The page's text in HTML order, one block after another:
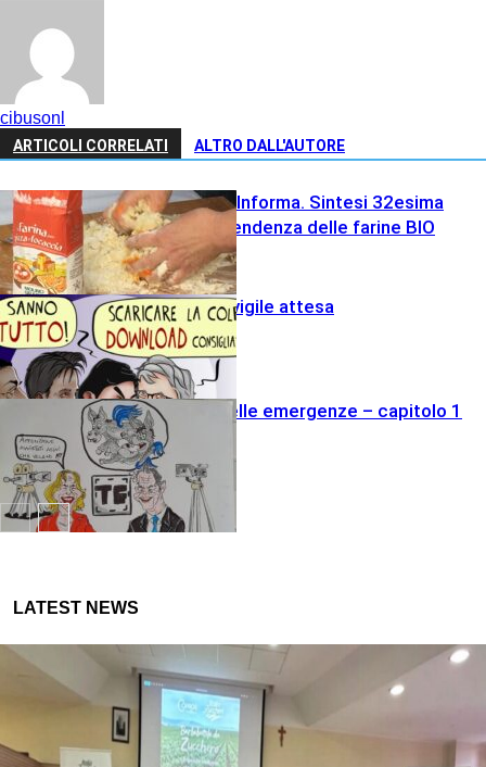
cibusonl
ARTICOLI CORRELATI ALTRO DALL'AUTORE
Varie
Molino Grassi Informa. Sintesi 32esima
settimana e tendenza delle farine BIO
satira
Tachipirina e vigile attesa
L’economia delle emergenze – capitolo 1
LATEST NEWS